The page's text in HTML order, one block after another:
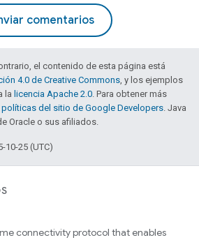
comentarios
el contenido de esta página está
4.0 de Creative Commons, y los ejemplos
la licencia Apache 2.0. Para obtener más
políticas del sitio de Google Developers. Java
Oracle o sus afiliados.
10-25 (UTC)
connectivity protocol that enables